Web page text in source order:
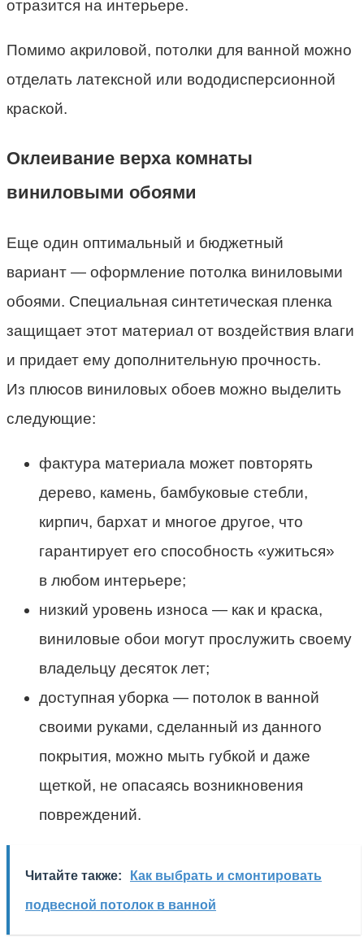
отразится на интерьере.
Помимо акриловой, потолки для ванной можно
отделать латексной или вододисперсионной
краской.
Оклеивание верха комнаты
виниловыми обоями
Еще один оптимальный и бюджетный
вариант — оформление потолка виниловыми
обоями. Специальная синтетическая пленка
защищает этот материал от воздействия влаги
и придает ему дополнительную прочность.
Из плюсов виниловых обоев можно выделить
следующие:
фактура материала может повторять
дерево, камень, бамбуковые стебли,
кирпич, бархат и многое другое, что
гарантирует его способность «ужиться»
в любом интерьере;
низкий уровень износа — как и краска,
виниловые обои могут прослужить своему
владельцу десяток лет;
доступная уборка — потолок в ванной
своими руками, сделанный из данного
покрытия, можно мыть губкой и даже
щеткой, не опасаясь возникновения
повреждений.
Читайте также: Как выбрать и смонтировать
подвесной потолок в ванной